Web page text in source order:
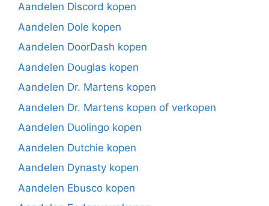
Aandelen Discord kopen
Aandelen Dole kopen
Aandelen DoorDash kopen
Aandelen Douglas kopen
Aandelen Dr. Martens kopen
Aandelen Dr. Martens kopen of verkopen
Aandelen Duolingo kopen
Aandelen Dutchie kopen
Aandelen Dynasty kopen
Aandelen Ebusco kopen